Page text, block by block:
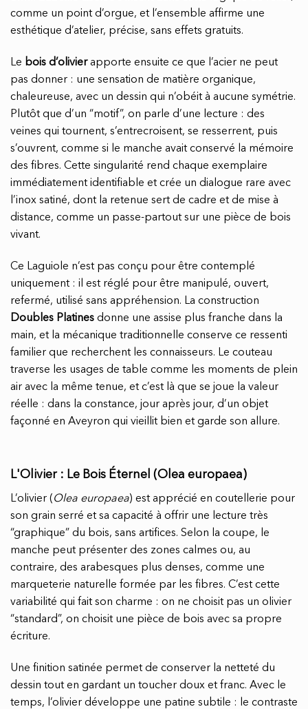
comme un point d’orgue, et l’ensemble affirme une
esthétique d’atelier, précise, sans effets gratuits.
Le bois d’olivierapporte ensuite ce que l’acier ne peut
pas donner : une sensation de matière organique,
chaleureuse, avec un dessin qui n’obéit à aucune symétrie.
Plutôt que d’un “motif”, on parle d’une lecture : des
veines qui tournent, s’entrecroisent, se resserrent, puis
s’ouvrent, comme si le manche avait conservé la mémoire
des fibres. Cette singularité rend chaque exemplaire
immédiatement identifiable et crée un dialogue rare avec
l’inox satiné, dont la retenue sert de cadre et de mise à
distance, comme un passe-partout sur une pièce de bois
vivant.
Ce Laguiole n’est pas conçu pour être contemplé
uniquement : il est réglé pour être manipulé, ouvert,
refermé, utilisé sans appréhension. La construction
Doubles Platines donne une assise plus franche dans la
main, et la mécanique traditionnelle conserve ce ressenti
familier que recherchent les connaisseurs. Le couteau
traverse les usages de table comme les moments de plein
air avec la même tenue, et c’est là que se joue la valeur
réelle : dans la constance, jour après jour, d’un objet
façonné en Aveyron qui vieillit bien et garde son allure.
L'Olivier : Le Bois Éternel (Olea europaea)
L’olivier ( Olea europaea) est apprécié en coutellerie pour
son grain serré et sa capacité à offrir une lecture très
“graphique” du bois, sans artifices. Selon la coupe, le
manche peut présenter des zones calmes ou, au
contraire, des arabesques plus denses, comme une
marqueterie naturelle formée par les fibres. C’est cette
variabilité qui fait son charme : on ne choisit pas un olivier
“standard”, on choisit une pièce de bois avec sa propre
écriture.
Une finition satinée permet de conserver la netteté du
dessin tout en gardant un toucher doux et franc. Avec le
temps, l’olivier développe une patine subtile : le contraste